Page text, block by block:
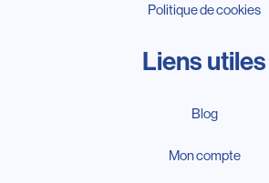
Politique de cookies
Liens utiles
Blog
Mon compte